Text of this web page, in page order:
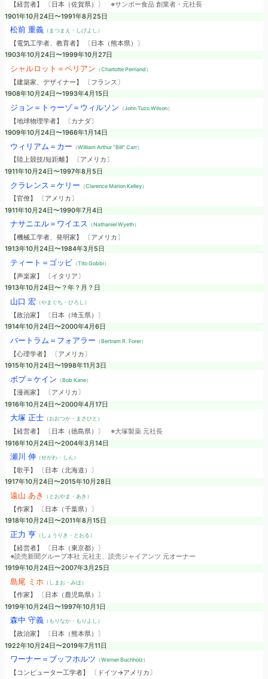
【経営者】 〔日本（佐賀県）〕 ※サンポー食品 創業者・元社長
1901年10月24日〜1991年8月25日
松前 重義（まつまえ・しげよし）
【電気工学者、教育者】 〔日本（熊本県）〕
1903年10月24日〜1999年10月27日
シャルロット＝ペリアン （Charlotte Perriand）
【建築家、デザイナー】 〔フランス〕
1908年10月24日〜1993年4月15日
ジョン＝トゥーゾ＝ウィルソン （John Tuzo Wilson）
【地球物理学者】 〔カナダ〕
1909年10月24日〜1966年1月14日
ウィリアム＝カー （William Arthur “Bill” Carr）
【陸上競技/短距離】 〔アメリカ〕
1911年10月24日〜1997年8月5日
クラレンス＝ケリー （Clarence Marion Kelley）
【官僚】 〔アメリカ〕
1911年10月24日〜1990年7月4日
ナサニエル＝ワイエス （Nathaniel Wyeth）
【機械工学者、発明家】 〔アメリカ〕
1913年10月24日〜1984年3月5日
ティート＝ゴッビ （Tito Gobbi）
【声楽家】 〔イタリア〕
1913年10月24日〜？年？月？日
山口 宏（やまぐち・ひろし）
【政治家】 〔日本（埼玉県）〕
1914年10月24日〜2000年4月6日
バートラム＝フォアラー （Bertram R. Forer）
【心理学者】 〔アメリカ〕
1915年10月24日〜1998年11月3日
ボブ＝ケイン （Bob Kane）
【漫画家】 〔アメリカ〕
1916年10月24日〜2000年4月17日
大塚 正士（おおつか・まさひと）
【経営者】 〔日本（徳島県）〕 ※大塚製薬 元社長
1916年10月24日〜2004年3月14日
瀬川 伸 （せがわ・しん）
【歌手】 〔日本（北海道）〕
1917年10月24日〜2015年10月28日
遠山 あき （とおやま・あき）
【作家】 〔日本（千葉県）〕
1918年10月24日〜2011年8月15日
正力 亨 （しょうりき・とおる）
【経営者】 〔日本（東京都）〕
※読売新聞グループ本社 元社主、読売ジャイアンツ 元オーナー
1919年10月24日〜2007年3月25日
島尾 ミホ （しまお・みほ）
【作家】 〔日本（鹿児島県）〕
1919年10月24日〜1997年10月1日
森中 守義（もりなか・もりよし）
【政治家】 〔日本（熊本県）〕
1922年10月24日〜2019年7月11日
ワーナー＝ブッフホルツ （Werner Buchholz）
【コンピューター工学者】 〔ドイツ→アメリカ〕